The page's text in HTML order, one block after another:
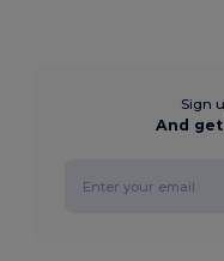
Sign
And